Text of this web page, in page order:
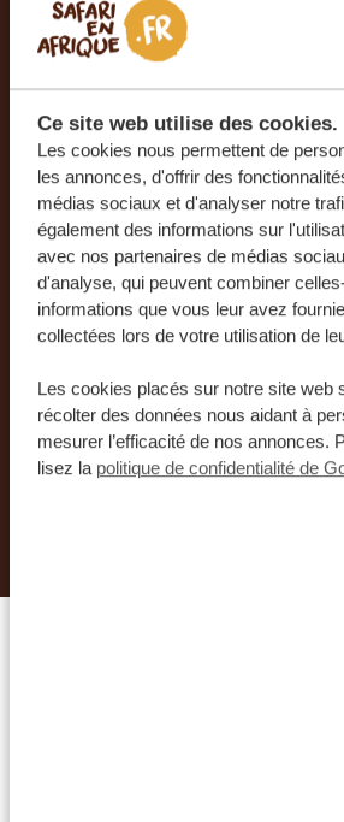
Ce site web utilise des cookies.
Les cookies nous permettent de
les annonces, d'offrir des
médias sociaux et d'analyser notre
également des informations sur
avec nos partenaires de médias
d'analyse, qui peuvent combiner
informations que vous leur avez
collectées lors de votre utilisation de
Les cookies placés sur notre site web
récolter des données nous aidant à
mesurer l’efficacité de nos annonces.
lisez la politique de confidentialité de
France
+33
France
J'accepte de recevoir la
informations, astuces et
mon prochain voyage.
En soumettant vos coordonnées,
notre équipe puisse vous contacter